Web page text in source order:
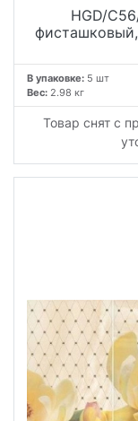
HGD/
В упаковке: 5 шт
Вес: 2.98 кг
Товар снят с